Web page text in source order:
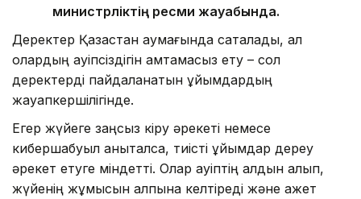
министрліктің ресми жауабында.
Деректер Қазақстан аумағында сақталады, ал
олардың қауіпсіздігін қамтамасыз ету – сол
деректерді пайдаланатын ұйымдардың
жауапкершілігінде.
Егер жүйеге заңсыз кіру әрекеті немесе
кибершабуыл анықталса, тиісті ұйымдар дереу
әрекет етуге міндетті. Олар қауіптің алдын алып,
жүйенің жұмысын қалпына келтіреді және қажет